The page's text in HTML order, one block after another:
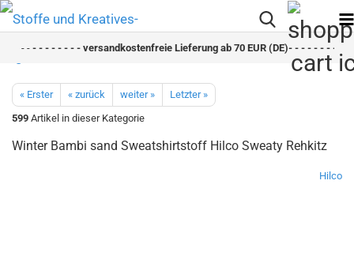
- - - - - - - - versandkostenfreie Lieferung ab 70 EUR (DE)- - - - - - - -
« Erster « zurück weiter »
Letzter »
599 Artikel in dieser Kategorie
Winter Bambi sand Sweatshirtstoff Hilco Sweaty Rehkitz
Hilco